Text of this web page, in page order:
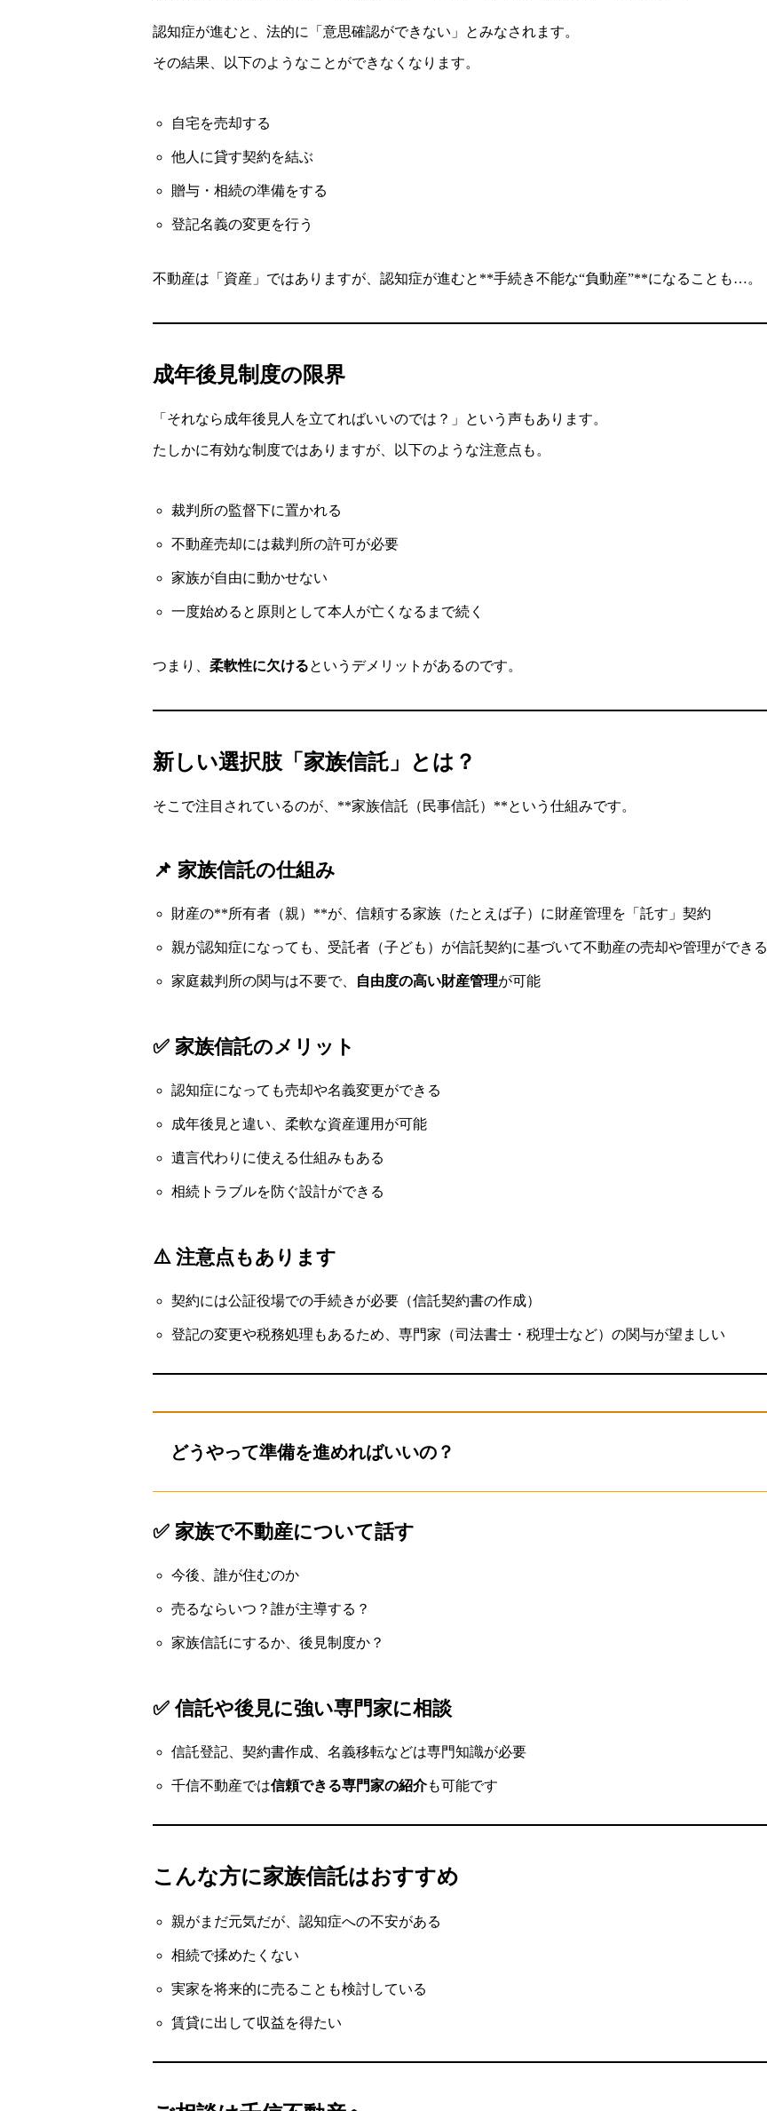
認知症が進むと、法的に「意思確認ができない」とみなされます。
その結果、以下のようなことができなくなります。
自宅を売却する
他人に貸す契約を結ぶ
贈与・相続の準備をする
登記名義の変更を行う
不動産は「資産」ではありますが、認知症が進むと**手続き不能な“負動産”**になることも…。
成年後見制度の限界
「それなら成年後見人を立てればいいのでは？」という声もあります。
たしかに有効な制度ではありますが、以下のような注意点も。
裁判所の監督下に置かれる
不動産売却には裁判所の許可が必要
家族が自由に動かせない
一度始めると原則として本人が亡くなるまで続く
つまり、 柔軟性に欠けるというデメリットがあるのです。
新しい選択肢「家族信託」とは？
そこで注目されているのが、**家族信託（民事信託）**という仕組みです。
📌 家族信託の仕組み
財産の**所有者（親）**が、信頼する家族（たとえば子）に財産管理を「託す」契約
親が認知症になっても、受託者（子ども）が信託契約に基づいて不動産の売却や管理ができる
家庭裁判所の関与は不要で、 自由度の高い財産管理が可能
✅ 家族信託のメリット
認知症になっても売却や名義変更ができる
成年後見と違い、柔軟な資産運用が可能
遺言代わりに使える仕組みもある
相続トラブルを防ぐ設計ができる
⚠️ 注意点もあります
契約には公証役場での手続きが必要（信託契約書の作成）
登記の変更や税務処理もあるため、専門家（司法書士・税理士など）の関与が望ましい
どうやって準備を進めればいいの？
✅ 家族で不動産について話す
今後、誰が住むのか
売るならいつ？誰が主導する？
家族信託にするか、後見制度か？
✅ 信託や後見に強い専門家に相談
信託登記、契約書作成、名義移転などは専門知識が必要
千信不動産では信頼できる専門家の紹介も可能です
こんな方に家族信託はおすすめ
親がまだ元気だが、認知症への不安がある
相続で揉めたくない
実家を将来的に売ることも検討している
賃貸に出して収益を得たい